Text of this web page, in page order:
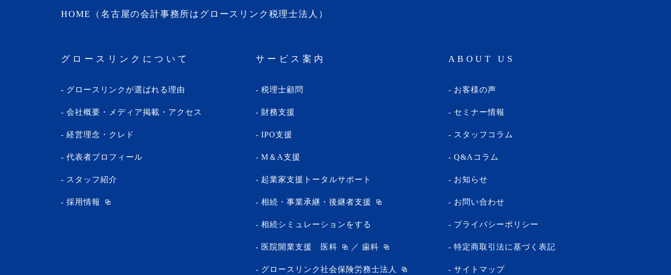
・2024年4月(2記事)
・2024年1月(5記事)
・2023年11月(3記事)
・2023年10月(1記事)
・2023年8月(13記事)
・2023年7月(9記事)
・2023年6月(1記事)
・2023年4月(4記事)
HOME（名古屋の会計事務所はグロースリンク税理士法人）
グロースリンクについて
グロースリンクが選ばれる理由
会社概要・メディア掲載・アクセス
経営理念・クレド
代表者プロフィール
スタッフ紹介
採用情報
サービス案内
税理士顧問
財務支援
IPO支援
M＆A支援
起業家支援トータルサポート
相続・事業承継・後継者支援
相続シミュレーションをする
医院開業支援 医科 ／ 歯科
グロースリンク社会保険労務士法人
ABOUT US
お客様の声
セミナー情報
スタッフコラム
Q&Aコラム
お知らせ
お問い合わせ
プライバシーポリシー
特定商取引法に基づく表記
サイトマップ